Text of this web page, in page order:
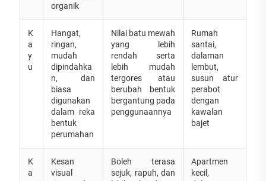
organik
K
a
y
u
Hangat,
ringan,
mudah
dipindahka
n, dan
biasa
digunakan
dalam reka
bentuk
perumahan
Nilai batu mewah
yang lebih
rendah serta
lebih mudah
tergores atau
berubah bentuk
bergantung pada
penggunaannya
Rumah
santai,
dalaman
lembut,
susun atur
perabot
dengan
kawalan
bajet
K
a
Kesan
visual
Boleh terasa
sejuk, rapuh, dan
Apartmen
kecil,